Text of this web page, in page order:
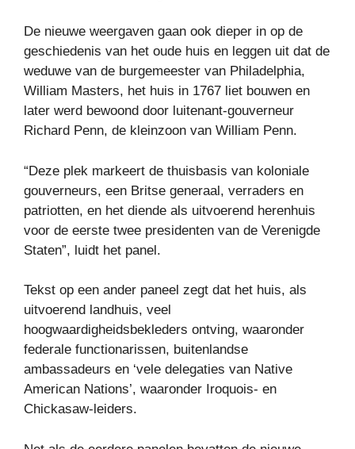
De nieuwe weergaven gaan ook dieper in op de
geschiedenis van het oude huis en leggen uit dat de
weduwe van de burgemeester van Philadelphia,
William Masters, het huis in 1767 liet bouwen en
later werd bewoond door luitenant-gouverneur
Richard Penn, de kleinzoon van William Penn.
“Deze plek markeert de thuisbasis van koloniale
gouverneurs, een Britse generaal, verraders en
patriotten, en het diende als uitvoerend herenhuis
voor de eerste twee presidenten van de Verenigde
Staten”, luidt het panel.
Tekst op een ander paneel zegt dat het huis, als
uitvoerend landhuis, veel
hoogwaardigheidsbekleders ontving, waaronder
federale functionarissen, buitenlandse
ambassadeurs en ‘vele delegaties van Native
American Nations’, waaronder Iroquois- en
Chickasaw-leiders.